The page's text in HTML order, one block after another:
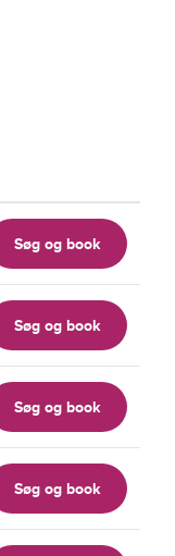
Søg og book
Søg og book
Søg og book
Søg og book